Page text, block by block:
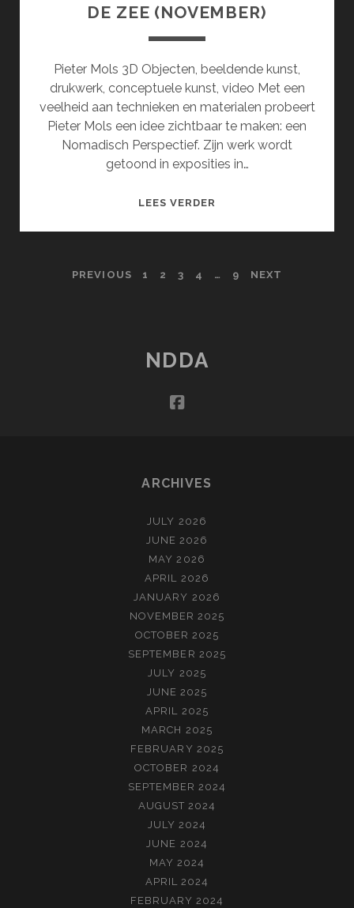
DE ZEE (NOVEMBER)
Pieter Mols 3D Objecten, beeldende kunst,
drukwerk, conceptuele kunst, video Met een
veelheid aan technieken en materialen probeert
Pieter Mols een idee zichtbaar te maken: een
Nomadisch Perspectief. Zijn werk wordt
getoond in exposities in…
LEES VERDER
VAN
POSTS
PREVIOUS 1 2 3 4 … 9 NEXT
NDDA
facebook
ARCHIVES
JULY 2026
JUNE 2026
MAY 2026
APRIL 2026
JANUARY 2026
NOVEMBER 2025
OCTOBER 2025
SEPTEMBER 2025
JULY 2025
JUNE 2025
APRIL 2025
MARCH 2025
FEBRUARY 2025
OCTOBER 2024
SEPTEMBER 2024
AUGUST 2024
JULY 2024
JUNE 2024
MAY 2024
APRIL 2024
FEBRUARY 2024